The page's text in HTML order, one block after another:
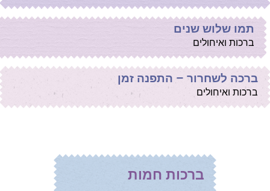
תמו שלוש שנים
ברכות ואיחולים
ברכה לשחרור – התפנה זמן
ברכות ואיחולים
ברכות חמות